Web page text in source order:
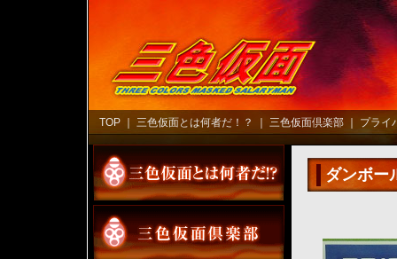
TOP 三色仮面とは何者だ！？ 三色仮面倶楽部 プライ
ダンボー